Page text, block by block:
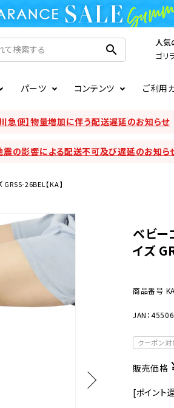
search 人気
ゴリ
機 サーキュレーター
器・空気清浄機
家電
・健康家電
CIRCULIGHT
LuminousLED
パーツ
照明関連
コンテンツ ご利用
注文確認メールの未
ついて 会員登録について
ついて
川急便】物量増加に伴う配送遅延のお知らせ
震の影響による配送不可及び遅延のお知ら
26BEL【KA】
ベビー
イズ
商品番号
JAN：
クーポン対
販売価格
[ポイント